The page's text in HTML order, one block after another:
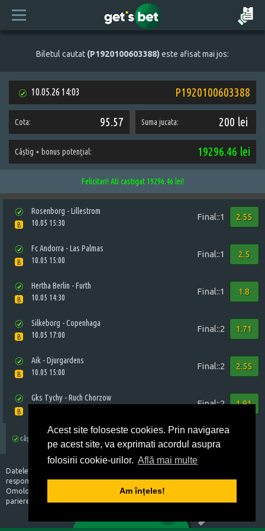
Acest site foloseste cookies. Prin navigarea
pe acest site, va exprimati acordul asupra
folosirii cookie-urilor. Află mai multe
Am înțeles!
Biletul cautat (P1920100603388) este afisat mai jos:
10.05.26 14:03 P1920100603388
Cota: 95.57 Suma jucata: 200 lei
Câștig + bonus potenţial: 19296.46 lei
Felicitari! Ati castigat 19296.46 lei!
B
Rosenborg - Lillestrom
10.05 15:30
Final::1 2.55
B
Fc Andorra - Las Palmas
10.05 15:00
Final::1 2.5
B
Hertha Berlin - Furth
10.05 14:30
Final::1 1.8
B
Silkeborg - Copenhaga
10.05 17:00
Final::2 1.71
B
Aik - Djurgardens
10.05 15:00
Final::2 2.55
B
Gks Tychy - Ruch Chorzow
Final::2 1.91
câștigător
Datele prezentate au caracter exclusiv informativ si nu implica
responsabilitate din partea Organizatorului.
Omologarea si plata biletelor sa va face conform regulamentului de
pariere.